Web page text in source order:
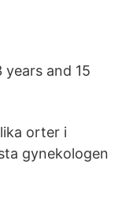
and 15
orter i
gynekologen